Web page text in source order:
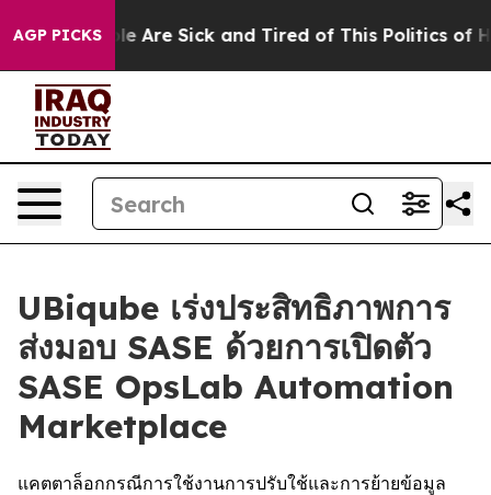
AGP PICKS
“People Are Sick and Tired of This Politics of
UBiqube เร่งประสิทธิภาพการ
ส่งมอบ SASE ด้วยการเปิดตัว
SASE OpsLab Automation
Marketplace
แคตตาล็อกกรณีการใช้งานการปรับใช้และการย้ายข้อมูล